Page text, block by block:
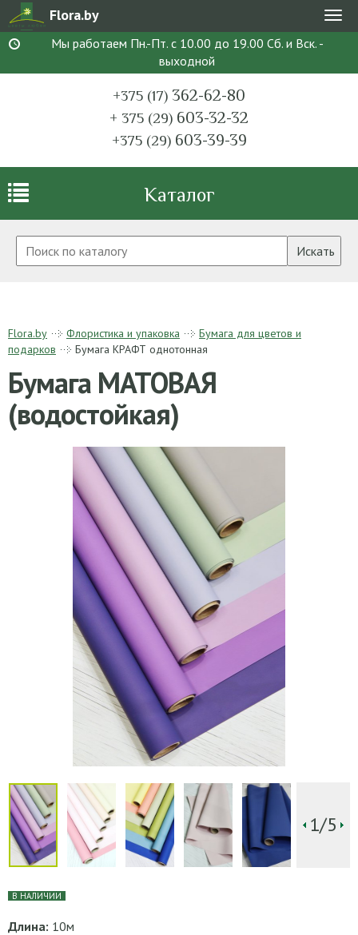
Flora.by
Мы работаем Пн.-Пт. с 10.00 до 19.00 Сб. и Вск. -
выходной
+375 (17) 362-62-80
+ 375 (29) 603-32-32
+375 (29)603-39-39
Каталог
Искать
Flora.by Флористика и упаковка
Бумага для цветов и
подарков
Бумага КРАФТ однотонная
Бумага МАТОВАЯ
(водостойкая)
1/5
В НАЛИЧИИ
Длина: 10м